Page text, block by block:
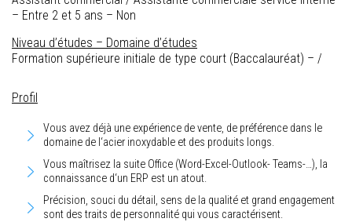
– Entre 2 et 5 ans – Non
Niveau d’études – Domaine d’études
Formation supérieure initiale de type court (Baccalauréat) – /
Profil
Vous avez déjà une expérience de vente, de préférence dans le
domaine de l‘acier inoxydable et des produits longs.
Vous maîtrisez la suite Office (Word-Excel-Outlook- Teams-…), la
connaissance d‘un ERP est un atout.
Précision, souci du détail, sens de la qualité et grand engagement
sont des traits de personnalité qui vous caractérisent.